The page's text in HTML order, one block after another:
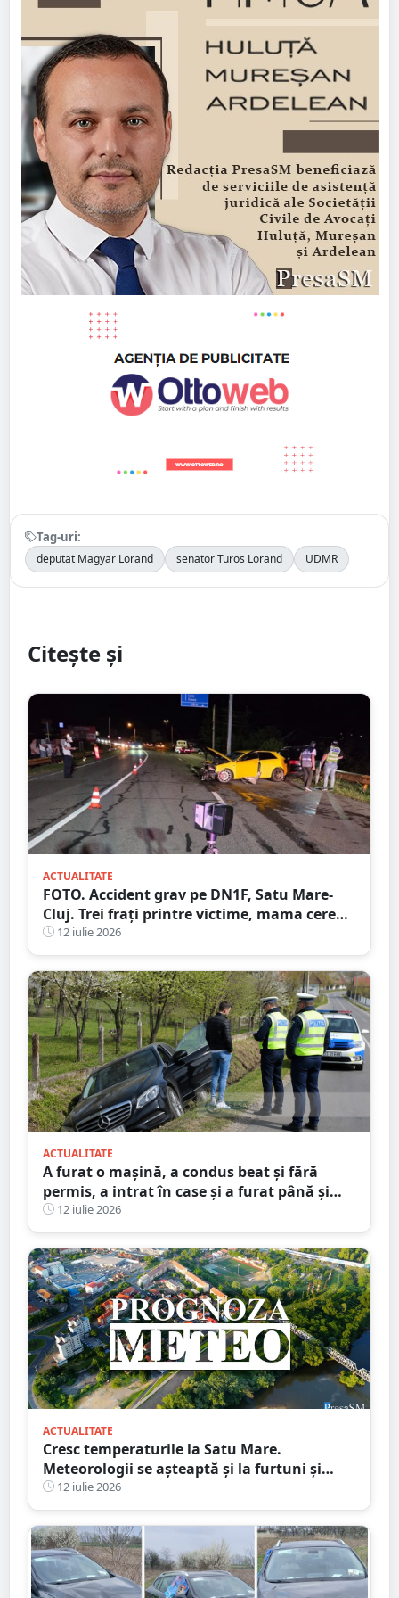
Tag-uri:
deputat Magyar Lorand senator Turos Lorand UDMR
Citește și
ACTUALITATE
FOTO. Accident grav pe DN1F, Satu Mare-
Cluj. Trei frați printre victime, mama cere
ajutorul martorilor
12 iulie 2026
ACTUALITATE
A furat o mașină, a condus beat și fără
permis, a intrat în case și a furat până și
brazi ornamentali. Faptele unui minor din
Satu Mare
12 iulie 2026
ACTUALITATE
Cresc temperaturile la Satu Mare.
Meteorologii se așteaptă și la furtuni și
vijelii. Prognoza meteo pentru săptămâna
următoare
12 iulie 2026